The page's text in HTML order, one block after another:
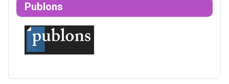
Publons